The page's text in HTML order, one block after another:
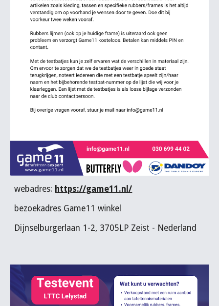
webadres: https://game11.nl/
bezoekadres Game11 winkel
Dijnselburgerlaan 1-2, 3705LP Zeist - Nederland